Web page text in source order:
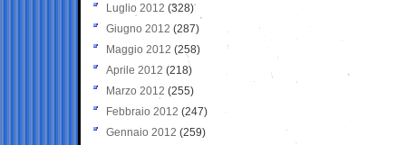
Luglio 2012 (328)
Giugno 2012 (287)
Maggio 2012 (258)
Aprile 2012 (218)
Marzo 2012 (255)
Febbraio 2012 (247)
Gennaio 2012 (259)